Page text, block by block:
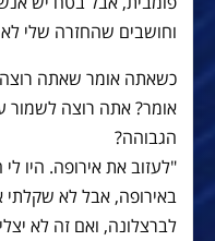
וחושבים שהחזרה שלי לא
כשאתה אומר שאתה רוצה
אומר? אתה רוצה לשמור
הגבוהה?
"לעזוב את אירופה. היו
באירופה, אבל לא שקלתי
לברצלונה, ואם זה לא